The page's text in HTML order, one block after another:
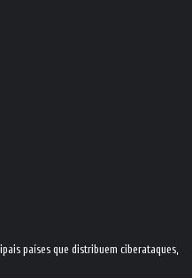
países que distribuem ciberataques,